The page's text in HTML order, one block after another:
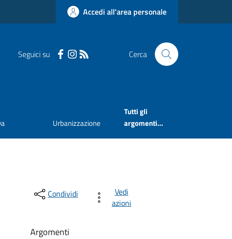
Accedi all'area personale
Seguici su Cerca
Urbanizzazione
Tutti gli
argomenti...
Condividi
Vedi
azioni
Argomenti